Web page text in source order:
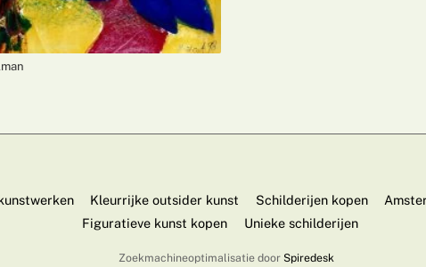
Kleurrijke outsider kunst Schilderijen kopen
Figuratieve kunst kopen
Unieke schilderijen
Zoekmachineoptimalisatie door Spiredesk